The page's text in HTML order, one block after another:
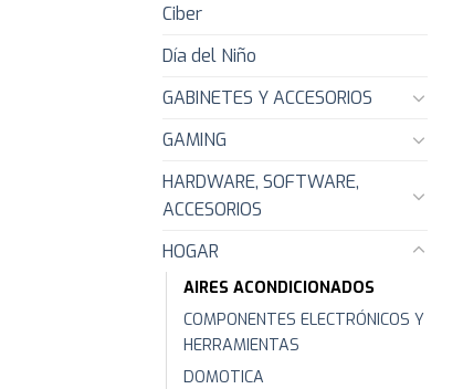
Ciber
Día del Niño
GABINETES Y ACCESORIOS
GAMING
HARDWARE, SOFTWARE,
ACCESORIOS
HOGAR
AIRES ACONDICIONADOS
COMPONENTES ELECTRÓNICOS Y
HERRAMIENTAS
DOMOTICA